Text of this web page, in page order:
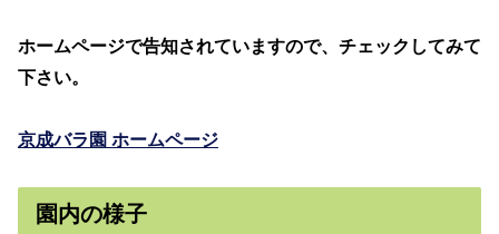
ホームページで告知されていますので、チェックしてみて
下さい。
京成バラ園 ホームページ
園内の様子